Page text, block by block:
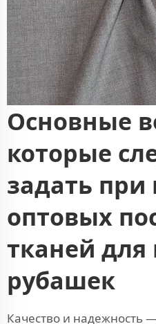
Основные
которые
задать при
оптовых
тканей
рубашек
Качество и надежность